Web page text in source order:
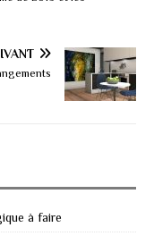
à faire